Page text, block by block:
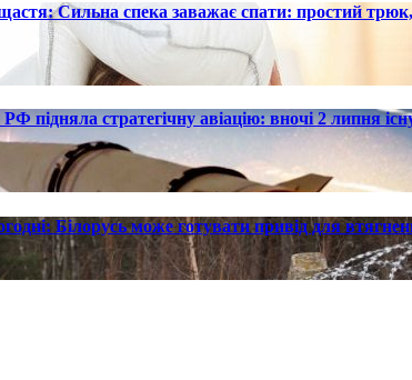
Сильна спека заважає спати: простий
підняла стратегічну авіацію: вночі 2 липня
Білорусь може готувати привід для